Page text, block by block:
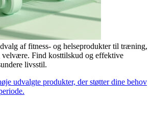
af fitness- og helseprodukter til træning,
velvære. Find kosttilskud og effektive
livsstil.
udvalgte produkter, der støtter dine behov